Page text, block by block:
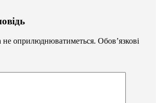
не оприлюднюватиметься. Обов’язкові